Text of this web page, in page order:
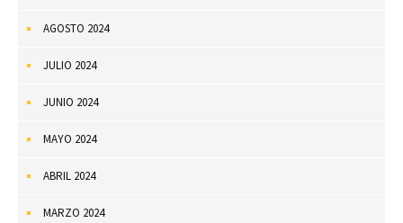
AGOSTO 2024
JULIO 2024
JUNIO 2024
MAYO 2024
ABRIL 2024
MARZO 2024